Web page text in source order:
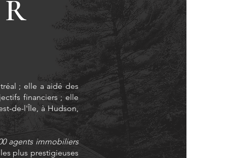
; elle a aidé des
financiers ; elle
de-l'Île, à Hudson,
agents immobiliers
plus prestigieuses